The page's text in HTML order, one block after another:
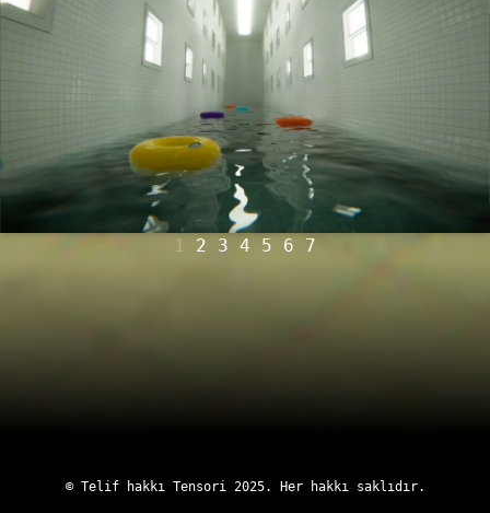
1 2 3 4 5 6 7
© Telif hakkı Tensori 2025. Her hakkı saklıdır.